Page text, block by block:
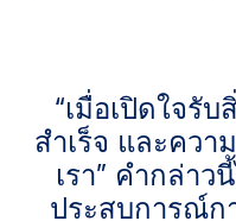
“เมื่อเปิดใจรั
สำเร็จ และคว
เรา” คำกล่า
ประสบการณ์ก